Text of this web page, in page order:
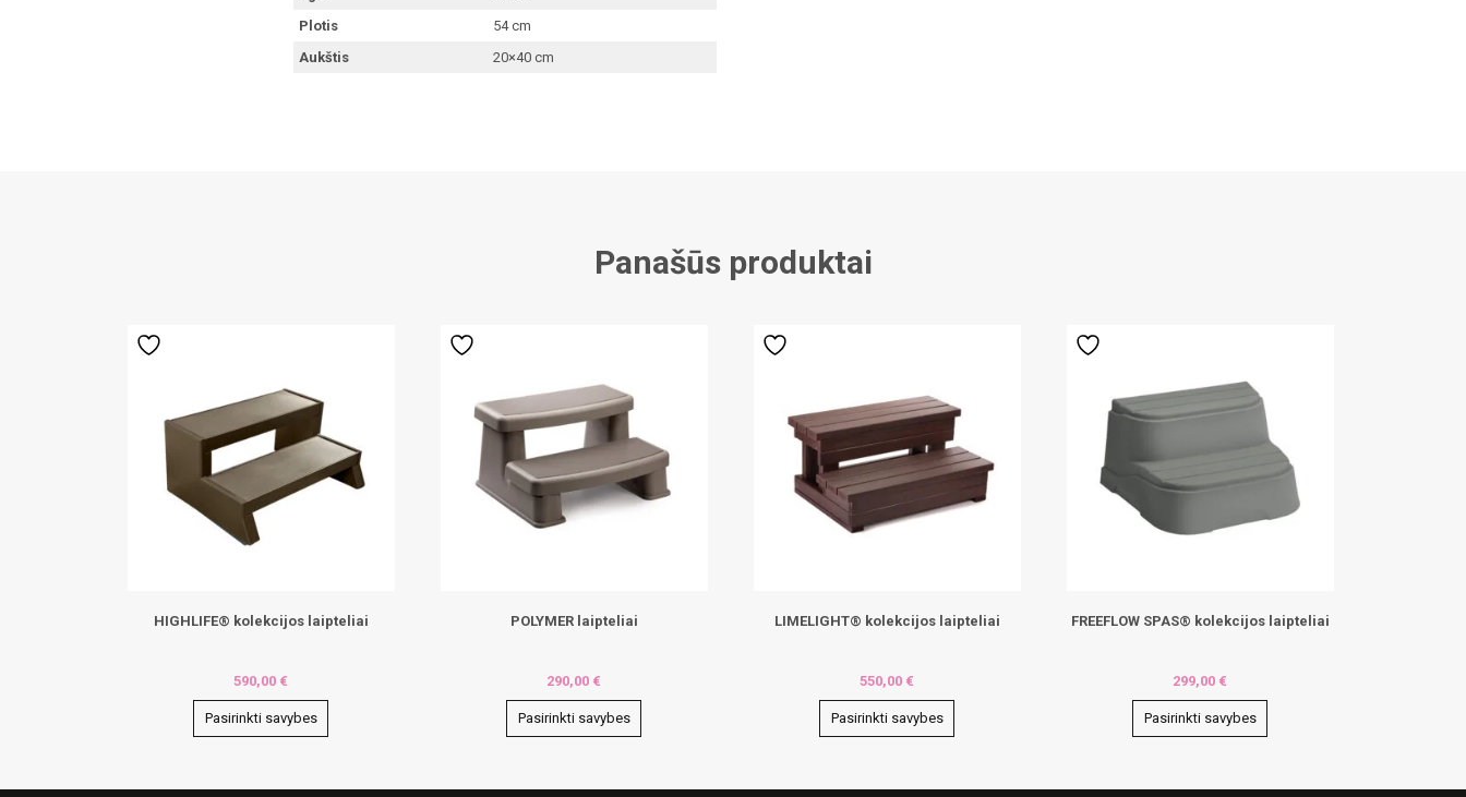
Plotis
54 cm
Aukštis
20×40 cm
Panašūs produktai
HIGHLIFE® kolekcijos laipteliai
590,00 €
Pasirinkti savybes
POLYMER laipteliai
290,00 €
Pasirinkti savybes
LIMELIGHT® kolekcijos laipteliai
550,00 €
Pasirinkti savybes
FREEFLOW SPAS® kolekcijos laipteliai
299,00 €
Pasirinkti savybes